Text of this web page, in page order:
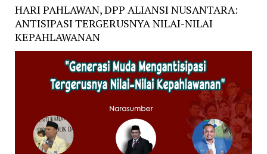
HARI PAHLAWAN, DPP ALIANSI NUSANTARA:
ANTISIPASI TERGERUSNYA NILAI-NILAI
KEPAHLAWANAN